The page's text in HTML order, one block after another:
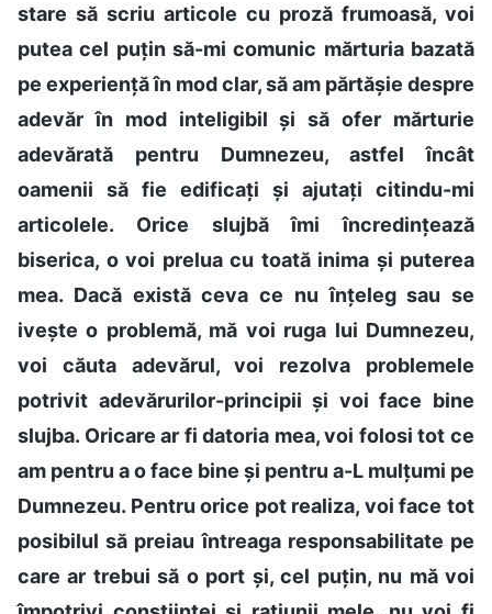
stare să scriu articole cu proză frumoasă, voi
putea cel puțin să-mi comunic mărturia bazată
pe experiență în mod clar, să am părtășie despre
adevăr în mod inteligibil și să ofer mărturie
adevărată pentru Dumnezeu, astfel încât
oamenii să fie edificați și ajutați citindu-mi
articolele. Orice slujbă îmi încredințează
biserica, o voi prelua cu toată inima și puterea
mea. Dacă există ceva ce nu înțeleg sau se
ivește o problemă, mă voi ruga lui Dumnezeu,
voi căuta adevărul, voi rezolva problemele
potrivit adevărurilor-principii și voi face bine
slujba. Oricare ar fi datoria mea, voi folosi tot ce
am pentru a o face bine și pentru a-L mulțumi pe
Dumnezeu. Pentru orice pot realiza, voi face tot
posibilul să preiau întreaga responsabilitate pe
care ar trebui să o port și, cel puțin, nu mă voi